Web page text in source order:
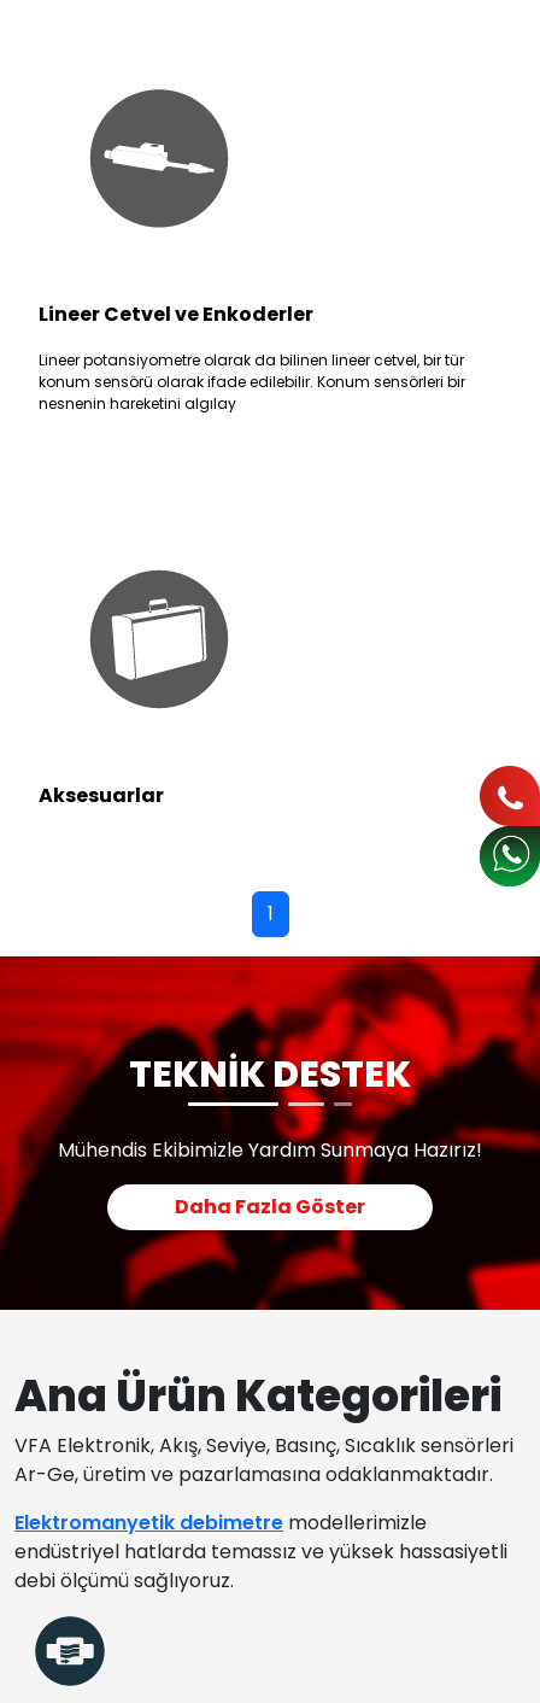
Lineer Cetvel ve Enkoderler
Lineer potansiyometre olarak da bilinen lineer cetvel, bir tür
konum sensörü olarak ifade edilebilir. Konum sensörleri bir
nesnenin hareketini algılay
Aksesuarlar
1
TEKNİK DESTEK
Mühendis Ekibimizle Yardım Sunmaya Hazırız!
Daha Fazla Göster
Ana Ürün Kategorileri
VFA Elektronik, Akış, Seviye, Basınç, Sıcaklık sensörleri
Ar-Ge, üretim ve pazarlamasına odaklanmaktadır.
Elektromanyetik debimetre modellerimizle
endüstriyel hatlarda temassız ve yüksek hassasiyetli
debi ölçümü sağlıyoruz.